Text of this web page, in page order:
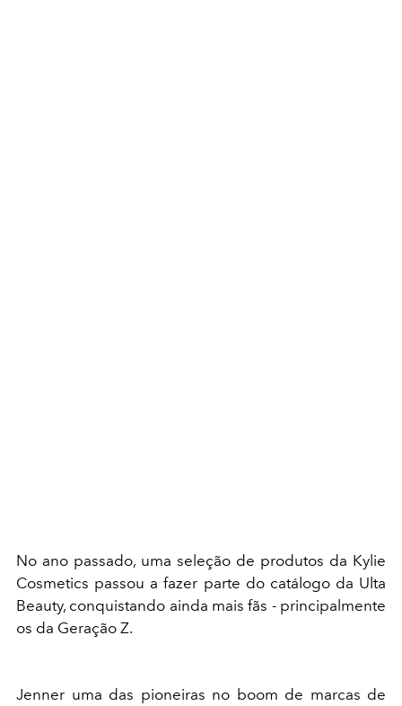
No ano passado, uma seleção de produtos da Kylie
Cosmetics passou a fazer parte do catálogo da Ulta
Beauty, conquistando ainda mais fãs - principalmente
os da Geração Z.
Jenner uma das pioneiras no boom de marcas de